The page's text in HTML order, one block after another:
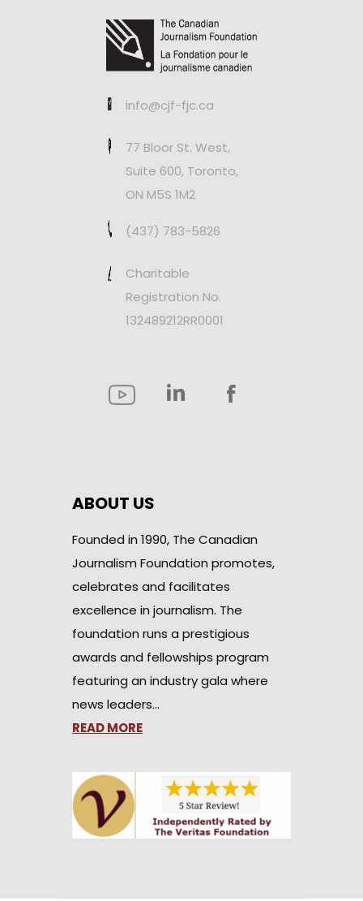
info@cjf-fjc.ca
77 Bloor St. West,
Suite 600, Toronto,
ON M5S 1M2
(437) 783-5826
Charitable
Registration No.
132489212RR0001
ABOUT US
Founded in 1990, The Canadian
Journalism Foundation promotes,
celebrates and facilitates
excellence in journalism. The
foundation runs a prestigious
awards and fellowships program
featuring an industry gala where
news leaders…
READ MORE